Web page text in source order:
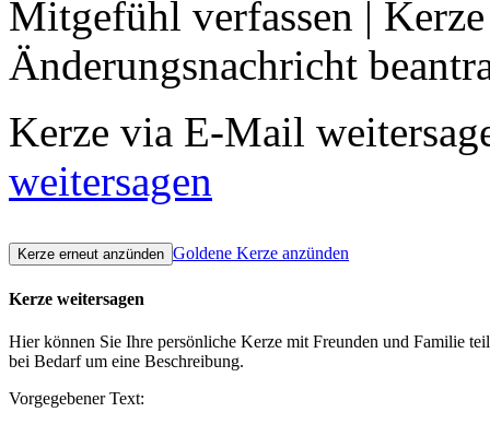
Mitgefühl verfassen |
Änderungsnachricht
Kerze via E-Mail
weitersagen
Goldene Kerze anzünden
Kerze weitersagen
Hier können Sie Ihre persönliche Kerze mit Freunden und Familie
bei Bedarf um eine Beschreibung.
Vorgegebener Text: